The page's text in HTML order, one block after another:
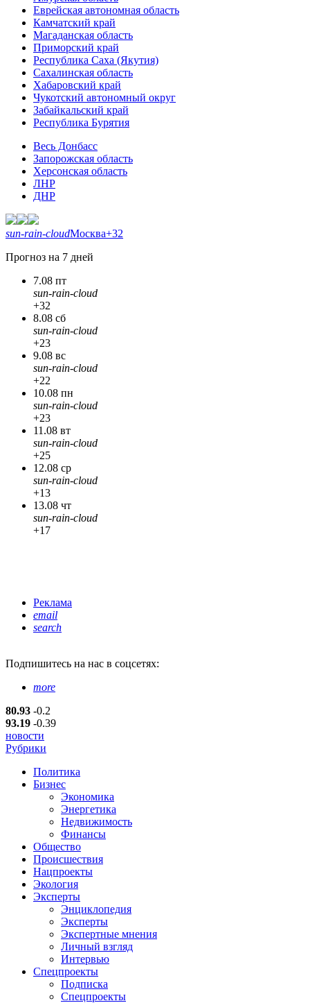
Еврейская автономная область
Камчатский край
Магаданская область
Приморский край
Республика Саха (Якутия)
Сахалинская область
Хабаровский край
Чукотский автономный округ
Забайкальский край
Республика Бурятия
Весь Донбасс
Запорожская область
Херсонская область
ЛНР
ДНР
sun-rain-cloudМосква+32
Прогноз на 7 дней
7.08 пт
sun-rain-cloud
+32
8.08 сб
sun-rain-cloud
+23
9.08 вс
sun-rain-cloud
+22
10.08 пн
sun-rain-cloud
+23
11.08 вт
sun-rain-cloud
+25
12.08 ср
sun-rain-cloud
+13
13.08 чт
sun-rain-cloud
+17
Реклама
email
search
Подпишитесь на нас в соцсетях:
more
80.93 -0.2
93.19 -0.39
новости
Рубрики
Политика
Бизнес
Экономика
Энергетика
Недвижимость
Финансы
Общество
Происшествия
Нацпроекты
Экология
Эксперты
Энциклопедия
Эксперты
Экспертные мнения
Личный взгляд
Интервью
Спецпроекты
Подписка
Спецпроекты